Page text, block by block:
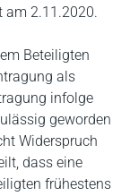
am 2.11.2020.
Beteiligten
als
infolge
geworden
Widerspruch
dass eine
frühestens